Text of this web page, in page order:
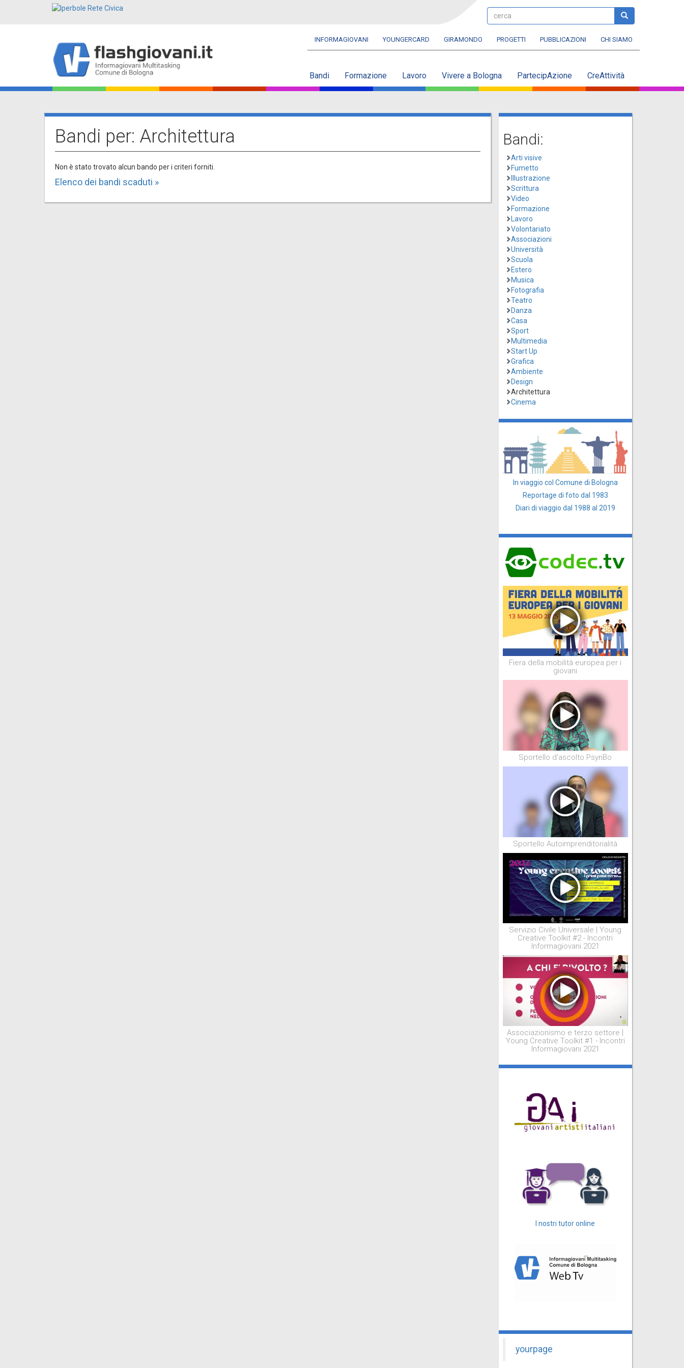
cerca cerca
Navbar
INFORMAGIOVANI YOUNGERCARD GIRAMONDO PROGETTI PUBBLICAZIONI CHI SIAMO
Main
navigation
Bandi Formazione Lavoro Vivere a Bologna PartecipAzione CreAttività
Bandi per: Architettura
Non è stato trovato alcun bando per i criteri forniti.
Elenco dei bandi scaduti »
Bandi:
Arti visive
Fumetto
Illustrazione
Scrittura
Video
Formazione
Lavoro
Volontariato
Associazioni
Università
Scuola
Estero
Musica
Fotografia
Teatro
Danza
Casa
Sport
Multimedia
Start Up
Grafica
Ambiente
Design
Architettura
Cinema
In viaggio col Comune di Bologna
Reportage di foto dal 1983
Diari di viaggio dal 1988 al 2019
Fiera della mobilità europea per i
giovani
Sportello d'ascolto PsynBo
Sportello Autoimprenditorialità
Servizio Civile Universale | Young
Creative Toolkit #2 - Incontri
Informagiovani 2021
Associazionismo e terzo settore |
Young Creative Toolkit #1 - Incontri
Informagiovani 2021
I nostri tutor online
yourpage